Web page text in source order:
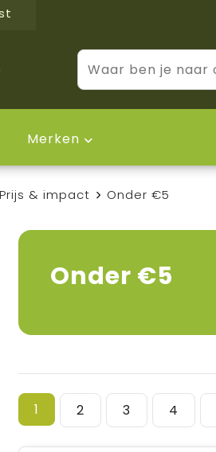
Merken
Prijs & impact Onder €5
Onder €5
1 2 3 4